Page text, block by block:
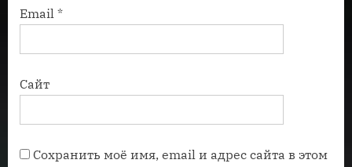
Email *
Сайт
Сохранить моё имя, email и адрес сайта в этом